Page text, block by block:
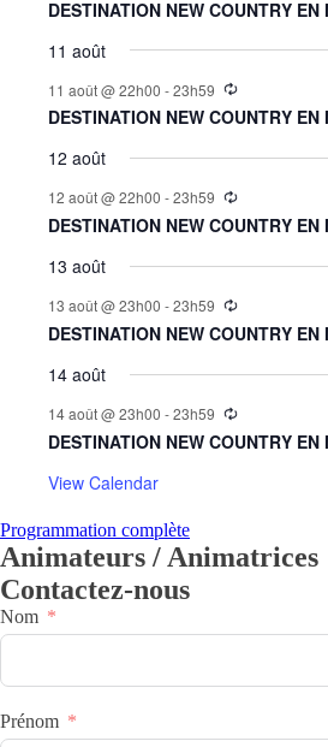
DESTINATION NEW COUNTRY EN
11 août
11 août @ 22h00 -23h59
DESTINATION NEW COUNTRY EN
12 août
12 août @ 22h00 -23h59
DESTINATION NEW COUNTRY EN
13 août
13 août @ 23h00 -23h59
DESTINATION NEW COUNTRY EN
14 août
14 août @ 23h00 -23h59
DESTINATION NEW COUNTRY EN
View Calendar
Programmation complète
Animateurs / Animatrices
Contactez-nous
Nom
Prénom